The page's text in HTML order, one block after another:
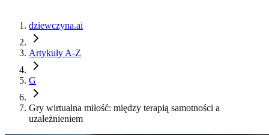
dziewczyna.ai
Artykuły A-Z
G
Gry wirtualna miłość: między terapią samotności a
uzależnieniem